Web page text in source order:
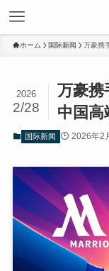
ホーム 国际新闻 万豪携
万豪携
中国高
2026
2/28
国际新闻 2026年2